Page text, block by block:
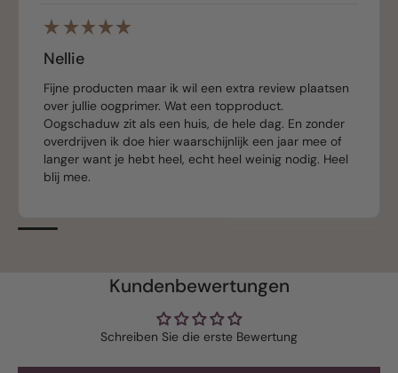
Nellie
Fijne producten maar ik wil een extra review plaatsen
over jullie oogprimer. Wat een topproduct.
Oogschaduw zit als een huis, de hele dag. En zonder
overdrijven ik doe hier waarschijnlijk een jaar mee of
langer want je hebt heel, echt heel weinig nodig. Heel
blij mee.
Kundenbewertungen
Schreiben Sie die erste Bewertung